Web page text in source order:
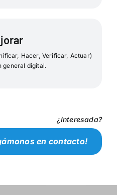
Hacer, Verificar, Actuar)
general digital.
¿Interesada?
en contacto!